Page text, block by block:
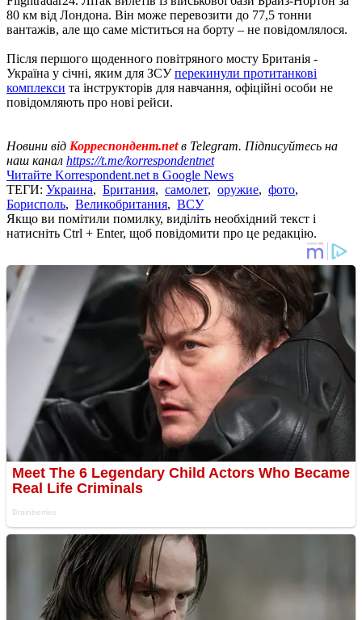
80 км від Лондона. Він може перевозити до 77,5 тонни
вантажів, але що саме міститься на борту – не повідомлялося.
Після першого щоденного повітряного мосту Британія -
Україна у січні, яким для ЗСУперекинули протитанкові
комплекси та інструкторів для навчання, офіційні особи не
повідомляють про нові рейси.
Новини від Корреспондент.netв Telegram. Підписуйтесь на
наш канал https://t.me/korrespondentnet
Читайте Korrespondent.net в Google News
ТЕГИ: Украина, Британия, самолет, оружие, фото,
Борисполь, Великобритания, ВСУ
Якщо ви помітили помилку, виділіть необхідний текст і
натисніть Ctrl + Enter, щоб повідомити про це редакцію.